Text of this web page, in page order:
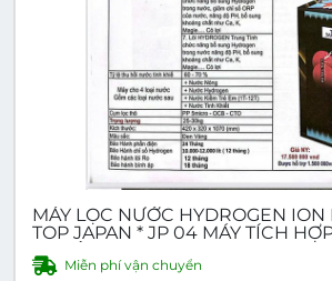
MÁY LỌC NƯỚC HYDROGEN ION
TOP JAPAN * JP 04 MÁY TÍCH
3 VÒI, 4 LOẠI NƯỚC
Miễn phí vận chuyển